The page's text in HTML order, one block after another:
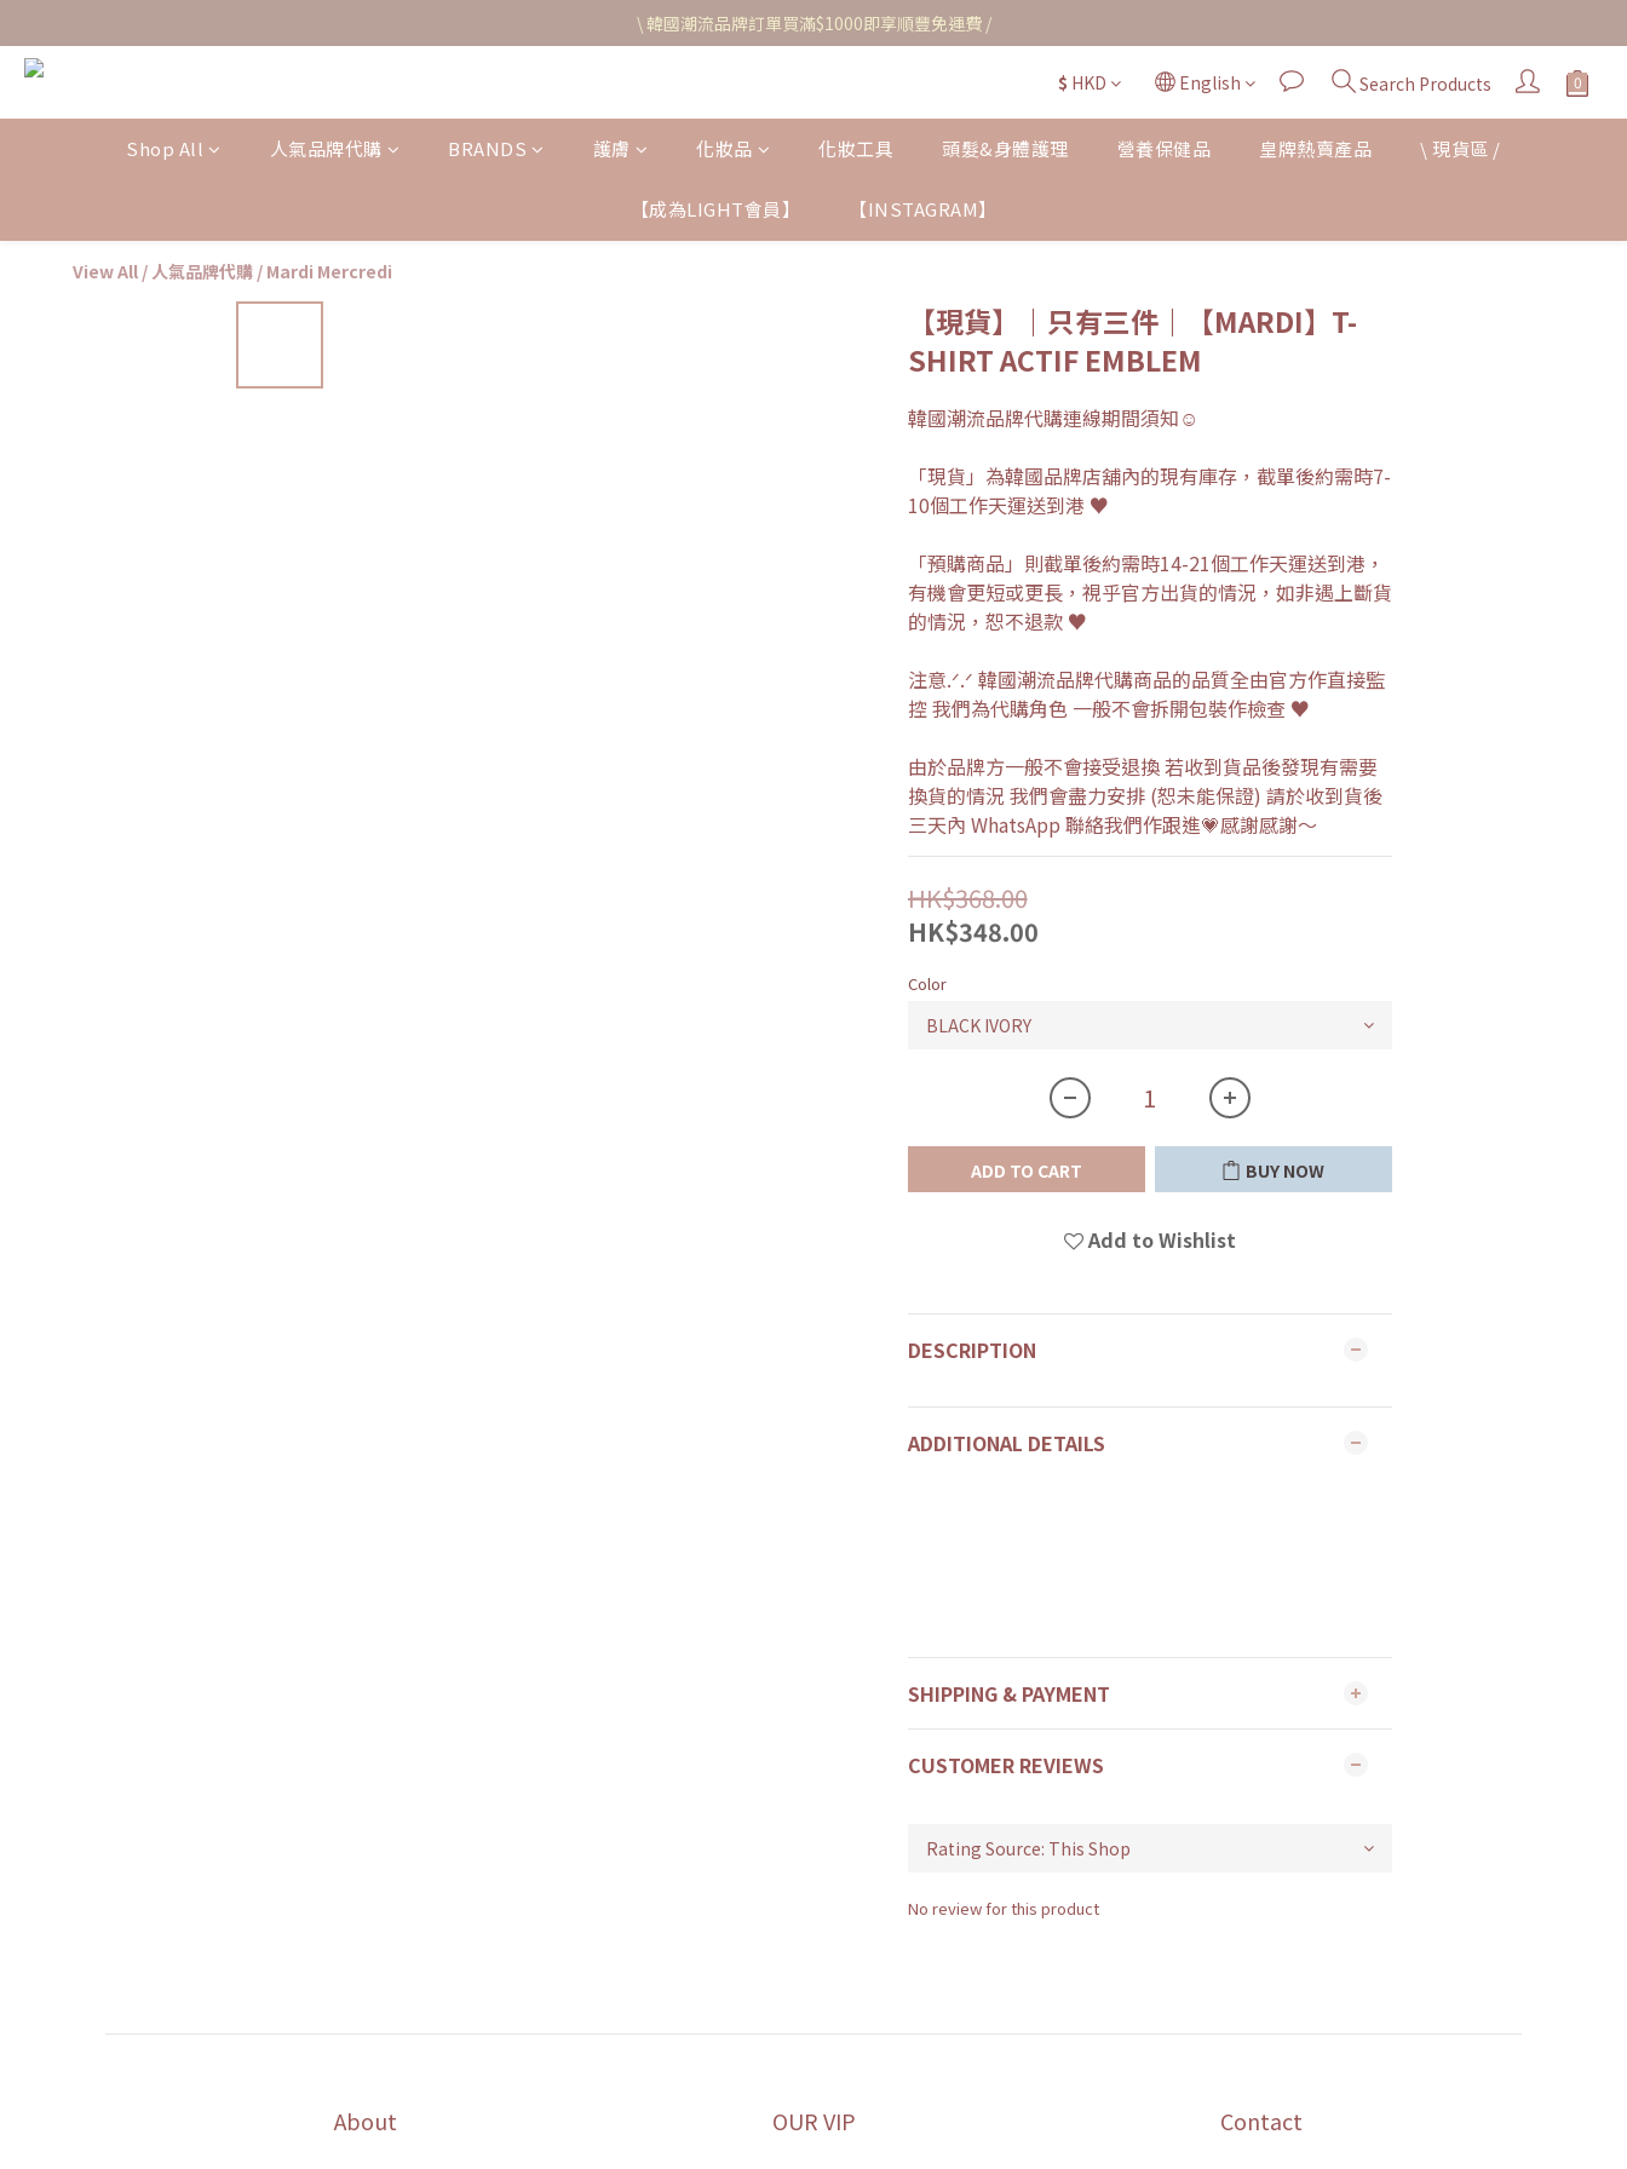
\ 韓國潮流品牌訂單買滿$1000即享順豐免運費 /
$ HKD English Search Products
Shop All 人氣品牌代購 BRANDS 護膚 化妝品 化妝工具 頭髮&身體護理 營養保健品 皇牌熱賣產品 \ 現貨區 /
【成為LIGHT會員】 【INSTAGRAM】
View All / 人氣品牌代購 / Mardi Mercredi
【現貨】｜只有三件｜【MARDI】T-
SHIRT ACTIF EMBLEM
韓國潮流品牌代購連線期間須知☺︎
「現貨」為韓國品牌店舖內的現有庫存，截單後約需時7-
10個工作天運送到港 ♥
「預購商品」則截單後約需時14-21個工作天運送到港，
有機會更短或更長，視乎官方出貨的情況，如非遇上斷貨
的情況，恕不退款 ♥
注意.ᐟ.ᐟ 韓國潮流品牌代購商品的品質全由官方作直接監
控 我們為代購角色 一般不會拆開包裝作檢查 ♥
由於品牌方一般不會接受退換 若收到貨品後發現有需要
換貨的情況 我們會盡力安排 (恕未能保證) 請於收到貨後
三天內 WhatsApp 聯絡我們作跟進💗感謝感謝～
HK$368.00
HK$348.00
Color
ADD TO CART BUY NOW
Add to Wishlist
DESCRIPTION
ADDITIONAL DETAILS
SHIPPING & PAYMENT
CUSTOMER REVIEWS
No review for this product
About OUR VIP Contact